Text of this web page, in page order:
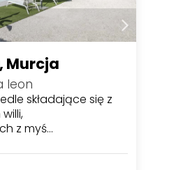
Murcja
leon
składające się z
z myś…